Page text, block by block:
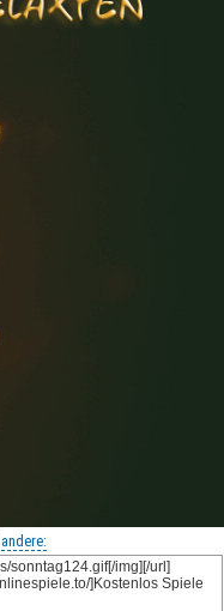
andere: